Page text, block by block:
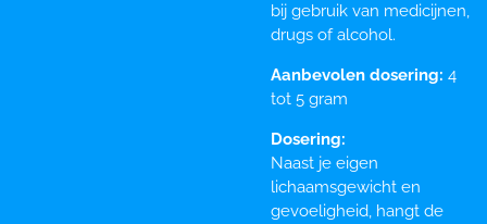
bij gebruik van medicijnen,
drugs of alcohol.
Aanbevolen dosering: 4
tot 5 gram
Dosering:
Naast je eigen
lichaamsgewicht en
gevoeligheid, hangt de